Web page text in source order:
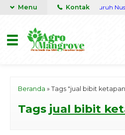
Terpercaya siap kirim seluruh
Menu Kontak
Beranda » Tags "jual bibit
Tags jual bibit